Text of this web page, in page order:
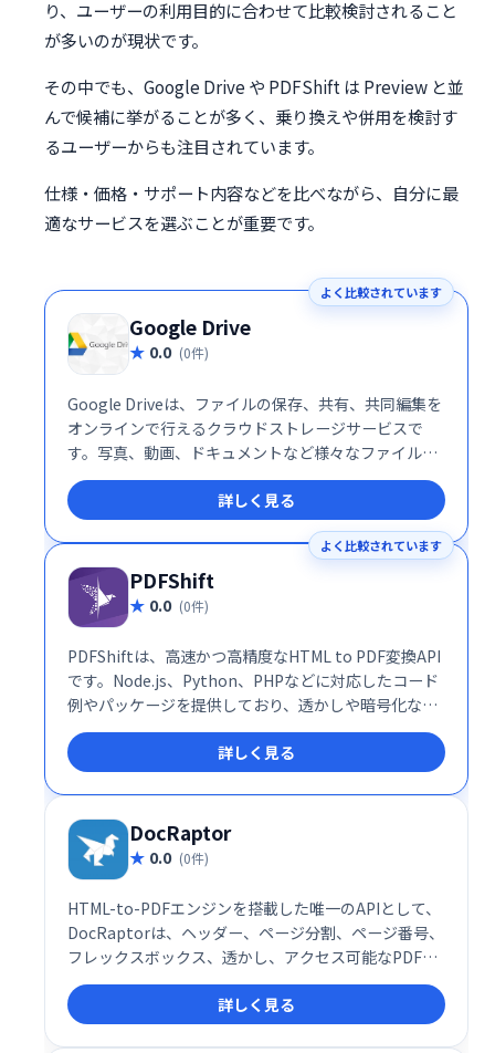
り、ユーザーの利用目的に合わせて比較検討されること
が多いのが現状です。
その中でも、Google Drive や PDFShift は Preview と並
んで候補に挙がることが多く、乗り換えや併用を検討す
るユーザーからも注目されています。
仕様・価格・サポート内容などを比べながら、自分に最
適なサービスを選ぶことが重要です。
よく比較されています
Google Drive
0.0 (0件)
Google Driveは、ファイルの保存、共有、共同編集を
オンラインで行えるクラウドストレージサービスで
す。写真、動画、ドキュメントなど様々なファイルを
安全に保管し、PCやスマホなど複数のデバイスからア
クセス可能です。チームでの共同作業もスムーズに行
え、ビジネスから個人利用まで幅広く活用できます。
詳しく見る
よく比較されています
PDFShift
0.0 (0件)
PDFShiftは、高速かつ高精度なHTML to PDF変換API
です。Node.js、Python、PHPなどに対応したコード
例やパッケージを提供しており、透かしや暗号化など
の高度な機能も利用可能です。開発効率を向上させ、
高品質なPDF出力を実現します。
詳しく見る
DocRaptor
0.0 (0件)
HTML-to-PDFエンジンを搭載した唯一のAPIとして、
DocRaptorは、ヘッダー、ページ分割、ページ番号、
フレックスボックス、透かし、アクセス可能なPDFな
どを強力にサポートします。
詳しく見る